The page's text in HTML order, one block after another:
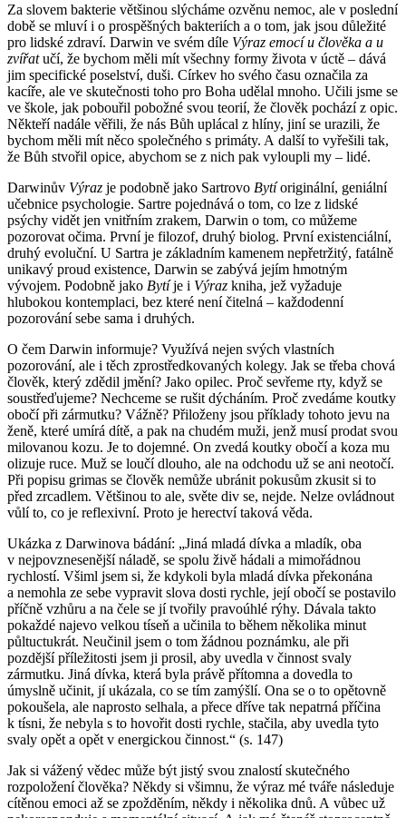
Za slovem bakterie většinou slýcháme ozvěnu nemoc, ale v poslední
době se mluví i o prospěšných bakteriích a o tom, jak jsou důležité
pro lidské zdraví. Darwin ve svém díle Výraz emocí u člověka a u
zvířatučí, že bychom měli mít všechny formy života v úctě – dává
jim specifické poselství, duši. Církev ho svého času označila za
kacíře, ale ve skutečnosti toho pro Boha udělal mnoho. Učili jsme se
ve škole, jak pobouřil pobožné svou teorií, že člověk pochází z opic.
Někteří nadále věřili, že nás Bůh uplácal z hlíny, jiní se urazili, že
bychom měli mít něco společného s primáty. A další to vyřešili tak,
že Bůh stvořil opice, abychom se z nich pak vyloupli my – lidé.
Darwinův Výraz je podobně jako Sartrovo Bytíoriginální, geniální
učebnice psychologie. Sartre pojednává o tom, co lze z lidské
psýchy vidět jen vnitřním zrakem, Darwin o tom, co můžeme
pozorovat očima. První je filozof, druhý biolog. První existenciální,
druhý evoluční. U Sartra je základním kamenem nepřetržitý, fatálně
unikavý proud existence, Darwin se zabývá jejím hmotným
vývojem. Podobně jako Bytíje i Výraz kniha, jež vyžaduje
hlubokou kontemplaci, bez které není čitelná – každodenní
pozorování sebe sama i druhých.
O čem Darwin informuje? Využívá nejen svých vlastních
pozorování, ale i těch zprostředkovaných kolegy. Jak se třeba chová
člověk, který zdědil jmění? Jako opilec. Proč sevřeme rty, když se
soustřeďujeme? Nechceme se rušit dýcháním. Proč zvedáme koutky
obočí při zármutku? Vážně? Přiloženy jsou příklady tohoto jevu na
ženě, které umírá dítě, a pak na chudém muži, jenž musí prodat svou
milovanou kozu. Je to dojemné. On zvedá koutky obočí a koza mu
olizuje ruce. Muž se loučí dlouho, ale na odchodu už se ani neotočí.
Při popisu grimas se člověk nemůže ubránit pokusům zkusit si to
před zrcadlem. Většinou to ale, světe div se, nejde. Nelze ovládnout
vůlí to, co je reflexivní. Proto je herectví taková věda.
Ukázka z Darwinova bádání: „Jiná mladá dívka a mladík, oba
v nejpovznesenější náladě, se spolu živě hádali a mimořádnou
rychlostí. Všiml jsem si, že kdykoli byla mladá dívka překonána
a nemohla ze sebe vypravit slova dosti rychle, její obočí se postavilo
příčně vzhůru a na čele se jí tvořily pravoúhlé rýhy. Dávala takto
pokaždé najevo velkou tíseň a učinila to během několika minut
půltuctukrát. Neučinil jsem o tom žádnou poznámku, ale při
pozdější příležitosti jsem ji prosil, aby uvedla v činnost svaly
zármutku. Jiná dívka, která byla právě přítomna a dovedla to
úmyslně učinit, jí ukázala, co se tím zamýšlí. Ona se o to opětovně
pokoušela, ale naprosto selhala, a přece dříve tak nepatrná příčina
k tísni, že nebyla s to hovořit dosti rychle, stačila, aby uvedla tyto
svaly opět a opět v energickou činnost.“ (s. 147)
Jak si vážený vědec může být jistý svou znalostí skutečného
rozpoložení člověka? Někdy si všimnu, že výraz mé tváře následuje
cítěnou emoci až se zpožděním, někdy i několika dnů. A vůbec už